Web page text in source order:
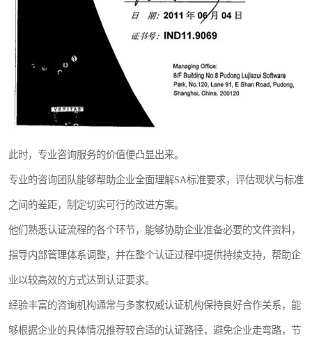
此时，专业咨询服务的价值便凸显出来。
专业的咨询团队能够帮助企业全面理解SA标准要求，评估现状与标准
之间的差距，制定切实可行的改进方案。
他们熟悉认证流程的各个环节，能够协助企业准备必要的文件资料，
指导内部管理体系调整，并在整个认证过程中提供持续支持，帮助企
业以较高效的方式达到认证要求。
经验丰富的咨询机构通常与多家权威认证机构保持良好合作关系，能
够根据企业的具体情况推荐较合适的认证路径，避免企业走弯路，节